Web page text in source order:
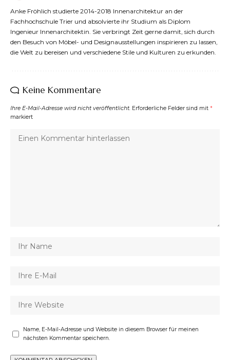
Anke Fröhlich studierte 2014-2018 Innenarchitektur an der
Fachhochschule Trier und absolvierte ihr Studium als Diplom
Ingenieur Innenarchitektin. Sie verbringt Zeit gerne damit, sich durch
den Besuch von Möbel- und Designausstellungen inspirieren zu lassen,
die Welt zu bereisen und verschiedene Stile und Kulturen zu erkunden.
Keine Kommentare
Ihre E-Mail-Adresse wird nicht veröffentlicht. Erforderliche Felder sind mit *
markiert
Name, E-Mail-Adresse und Website in diesem Browser für meinen
nächsten Kommentar speichern.